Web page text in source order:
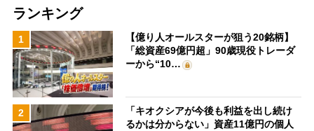
ランキング
1
【億り人オールスターが狙う20銘柄】
「総資産69億円超」90歳現役トレーダ
ーから“10…
2
「キオクシアが今後も利益を出し続け
るかは分からない」資産11億円の個人